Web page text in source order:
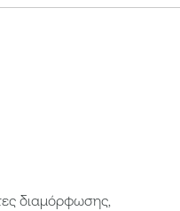
διαμόρφωσης,